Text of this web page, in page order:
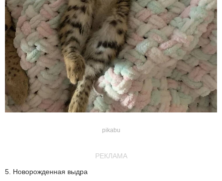
pikabu
РЕКЛАМА
5. Новорожденная выдра